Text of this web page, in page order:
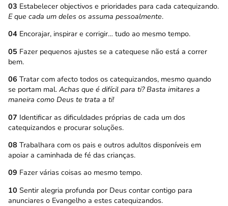
03 Estabelecer objectivos e prioridades para cada catequizando.
E que cada um deles os assuma pessoalmente.
04 Encorajar, inspirar e corrigir… tudo ao mesmo tempo.
05 Fazer pequenos ajustes se a catequese não está a correr
bem.
06 Tratar com afecto todos os catequizandos, mesmo quando
se portam mal. Achas que é difícil para ti? Basta imitares a
maneira como Deus te trata a ti!
07 Identificar as dificuldades próprias de cada um dos
catequizandos e procurar soluções.
08 Trabalhara com os pais e outros adultos disponíveis em
apoiar a caminhada de fé das crianças.
09 Fazer várias coisas ao mesmo tempo.
10 Sentir alegria profunda por Deus contar contigo para
anunciares o Evangelho a estes catequizandos.